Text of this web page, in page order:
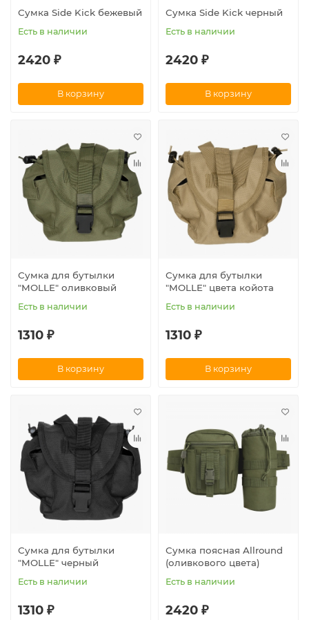
Сумка Side Kick бежевый
Есть в наличии
2420 ₽
В корзину
Сумка Side Kick черный
Есть в наличии
2420 ₽
В корзину
Сумка для бутылки
"MOLLE" оливковый
Есть в наличии
1310 ₽
В корзину
Сумка для бутылки
"MOLLE" цвета койота
Есть в наличии
1310 ₽
В корзину
Сумка для бутылки
"MOLLE" черный
Есть в наличии
1310 ₽
Сумка поясная Allround
(оливкового цвета)
Есть в наличии
2420 ₽